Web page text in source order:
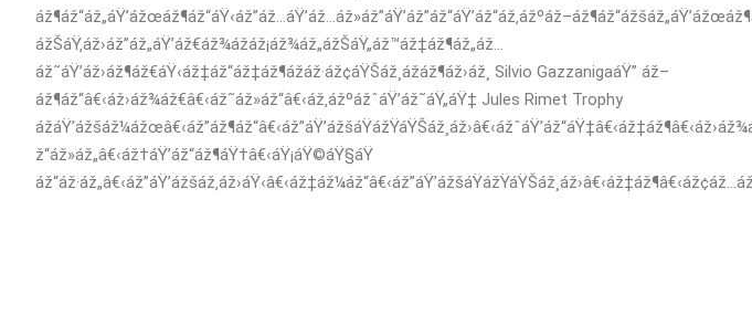
ážŠáŸ‚áž›áž”áž„áŸ’áž€áž¾ážáž¡áž¾áž„ážŠáŸ„áž™áž‡áž¶áž„áž…
áž˜áŸ’áž›áž¶áž€áŸ‹áž‡áž“áž‡áž¶ážáž·áž¢áŸŠáž¸ážáž¶áž›áž¸ Silvio GazzanigaáŸ” áž–
áž¶áž“â€‹áž›áž¾áž€â€‹áž˜áž»áž“â€‹áž‚ážºážˆáŸ’áž˜áŸ„áŸ‡ Jules Rimet Trophy
ž“áž»áž„â€‹áž†áŸ’áž“áž¶áŸ†â€‹áŸ¡áŸ©áŸ§áŸ